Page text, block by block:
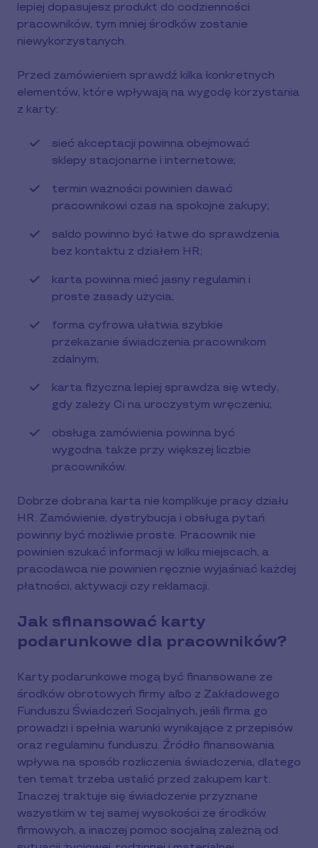
lepiej dopasujesz produkt do codzienności
pracowników, tym mniej środków zostanie
niewykorzystanych.
Przed zamówieniem sprawdź kilka konkretnych
elementów, które wpływają na wygodę korzystania
z karty:
sieć akceptacji powinna obejmować
sklepy stacjonarne i internetowe;
termin ważności powinien dawać
pracownikowi czas na spokojne zakupy;
saldo powinno być łatwe do sprawdzenia
bez kontaktu z działem HR;
karta powinna mieć jasny regulamin i
proste zasady użycia;
forma cyfrowa ułatwia szybkie
przekazanie świadczenia pracownikom
zdalnym;
karta fizyczna lepiej sprawdza się wtedy,
gdy zależy Ci na uroczystym wręczeniu;
obsługa zamówienia powinna być
wygodna także przy większej liczbie
pracowników.
Dobrze dobrana karta nie komplikuje pracy działu
HR. Zamówienie, dystrybucja i obsługa pytań
powinny być możliwie proste. Pracownik nie
powinien szukać informacji w kilku miejscach, a
pracodawca nie powinien ręcznie wyjaśniać każdej
płatności, aktywacji czy reklamacji.
Jak sfinansować karty
podarunkowe dla pracowników?
Karty podarunkowe mogą być finansowane ze
środków obrotowych firmy albo z Zakładowego
Funduszu Świadczeń Socjalnych, jeśli firma go
prowadzi i spełnia warunki wynikające z przepisów
oraz regulaminu funduszu. Źródło finansowania
wpływa na sposób rozliczenia świadczenia, dlatego
ten temat trzeba ustalić przed zakupem kart.
Inaczej traktuje się świadczenie przyznane
wszystkim w tej samej wysokości ze środków
firmowych, a inaczej pomoc socjalną zależną od